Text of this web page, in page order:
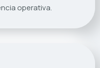
operativa.